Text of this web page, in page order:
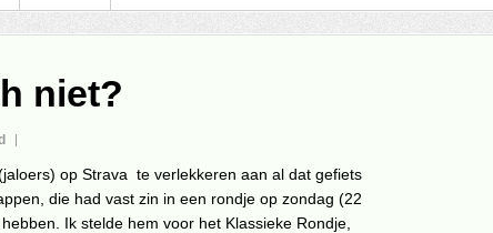
niet?
voor
toeval,
of
toch
op Strava te verlekkeren aan al dat gefiets
die had vast zin in een rondje op zondag (22
Ik stelde hem voor het Klassieke Rondje,